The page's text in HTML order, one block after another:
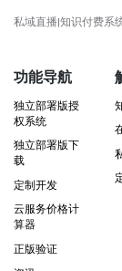
私域直播|知识付费系
功能导航
独立部署版授
权系统
独立部署版下
载
定制开发
云服务价格计
算器
正版验证